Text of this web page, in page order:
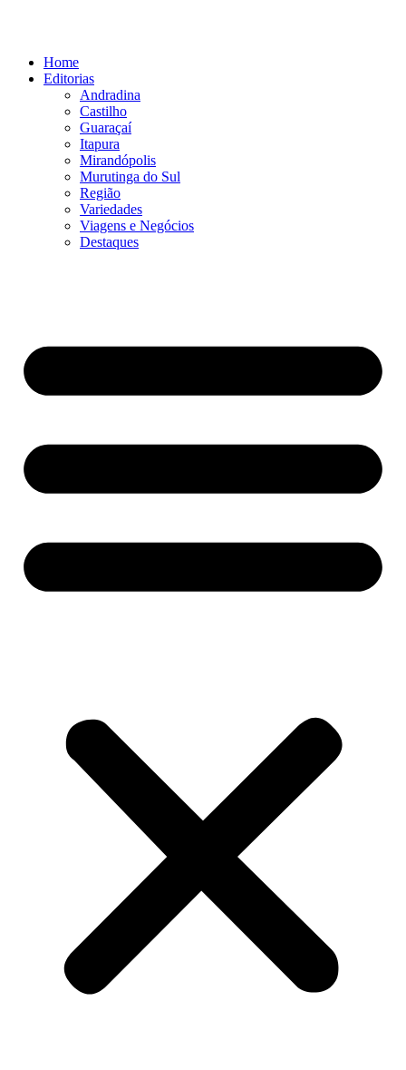
conteúdoHome
Editorias
Andradina
Castilho
Guaraçaí
Itapura
Mirandópolis
Murutinga do Sul
Região
Variedades
Viagens e Negócios
Destaques